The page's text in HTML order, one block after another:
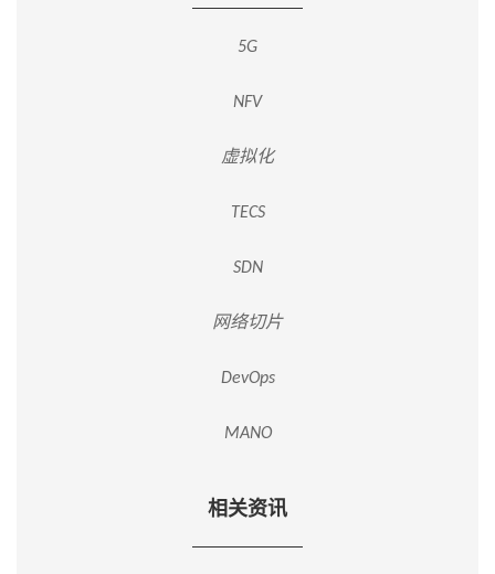
5G
NFV
虚拟化
TECS
SDN
网络切片
DevOps
MANO
相关资讯